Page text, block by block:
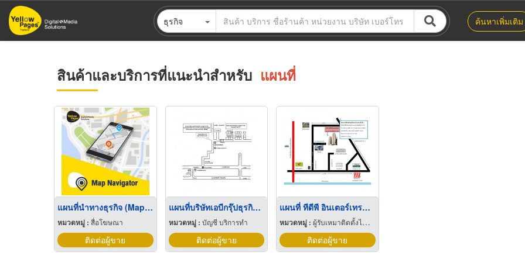
ข้าม
ไป
ธุรกิจ ค้นหาเพิ่มเติม
สินค้าและบริการที่แนะนำสำหรับ แผนที่
แผนที่นำทางธุรกิจ (Map for Business)
หมวดหมู่ : สื่อโฆษณา
ติดต่อผู้ขาย
แผนที่บริษัทเอบีกรุ๊ปธุรกิจการบัญชี
หมวดหมู่ : บัญชี บริการทำ
ติดต่อผู้ขาย
แผนที่ ทีดีพี อินเตอร์เทรด แอนด์ เอ็นจิเนียริ่ง
หมวดหมู่ : ผู้รับเหมาติดตั้งไฟฟ้า
ติดต่อผู้ขาย